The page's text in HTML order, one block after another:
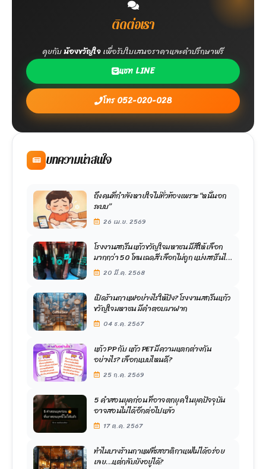
ติดต่อเรา
คุยกับน้องขวัญใจเพื่อรับใบเสนอราคาและคำปรึกษาฟรี
แชท LINE
โทร 052-020-028
บทความน่าสนใจ
ถึงคนที่กำลังหายใจไม่ทั่วท้องเพราะ “หนี้นอก
ระบบ”
26 เม.ย. 2569
โรงงานสกรีนแก้วขวัญใจมหาชน มีสีให้เลือก
มากกว่า 50 โทนเฉดสี เลือกไม่ถูก แบ่งสกรีนได้
เลย หลากหลายสีแทนความรู้สึก
20 มี.ค. 2568
เปิดร้านกาแฟอย่างไรให้ปัง? โรงงานสกรีนแก้ว
ขวัญใจมหาชน มีคำตอบมาฝาก
04 ธ.ค. 2567
แก้ว PP กับ แก้ว PET มีความแตกต่างกัน
อย่างไร? เลือกแบบไหนดี?
25 ก.ค. 2569
5 คำสอนยุคก่อน ที่อาจตกยุค ในยุคปัจจุบัน
อาจสอนไม่ได้อีกต่อไปแล้ว
17 ต.ค. 2567
ทำไมบางร้านกาแฟที่รสชาติกาแฟไม่ได้อร่อย
เลย…แต่กลับยังอยู่ได้?